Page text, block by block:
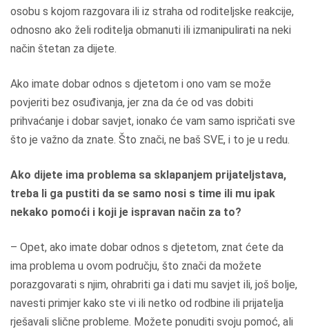
osobu s kojom razgovara ili iz straha od roditeljske reakcije,
odnosno ako želi roditelja obmanuti ili izmanipulirati na neki
način štetan za dijete.
Ako imate dobar odnos s djetetom i ono vam se može
povjeriti bez osuđivanja, jer zna da će od vas dobiti
prihvaćanje i dobar savjet, ionako će vam samo ispričati sve
što je važno da znate. Što znači, ne baš SVE, i to je u redu.
Ako dijete ima problema sa sklapanjem prijateljstava,
treba li ga pustiti da se samo nosi s time ili mu ipak
nekako pomoći i koji je ispravan način za to?
– Opet, ako imate dobar odnos s djetetom, znat ćete da
ima problema u ovom području, što znači da možete
porazgovarati s njim, ohrabriti ga i dati mu savjet ili, još bolje,
navesti primjer kako ste vi ili netko od rodbine ili prijatelja
rješavali slične probleme. Možete ponuditi svoju pomoć, ali